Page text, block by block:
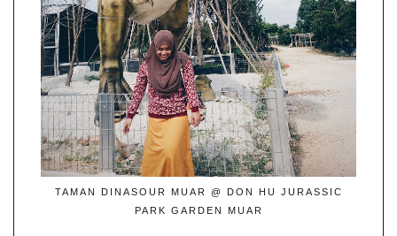
TAMAN DINASOUR MUAR @ DON HU JURASSIC
PARK GARDEN MUAR